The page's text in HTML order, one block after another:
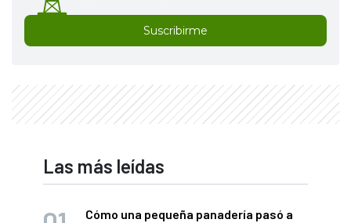
Suscribirme
Las más leídas
Cómo una pequeña panadería pasó a